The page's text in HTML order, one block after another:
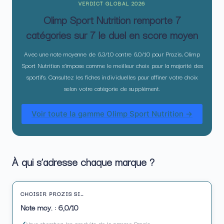
VERDICT GLOBAL 2026
Olimp Sport Nutrition remporte 7
catégories sur 7 le duel en score moyen
Avec une note moyenne de 6,3/10 contre 6,0/10 pour Prozis, Olimp
Sport Nutrition s’impose comme le meilleur choix pour la majorité des
sportifs. Consultez les fiches individuelles pour affiner votre choix
selon votre catégorie de supplément.
Voir toute la gamme Olimp Sport Nutrition →
À qui s’adresse chaque marque ?
CHOISIR PROZIS SI…
Note moy. : 6,0/10